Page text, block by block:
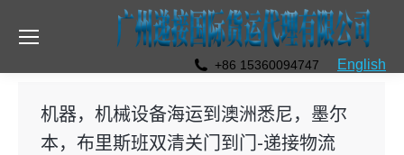
+86 15360094747 English
机器，机械设备海运到澳洲悉尼，墨尔
本，布里斯班双清关门到门-递接物流